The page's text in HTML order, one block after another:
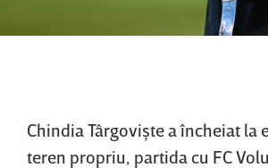
Chindia Târgovişte a încheiat la
teren propriu, partida cu FC